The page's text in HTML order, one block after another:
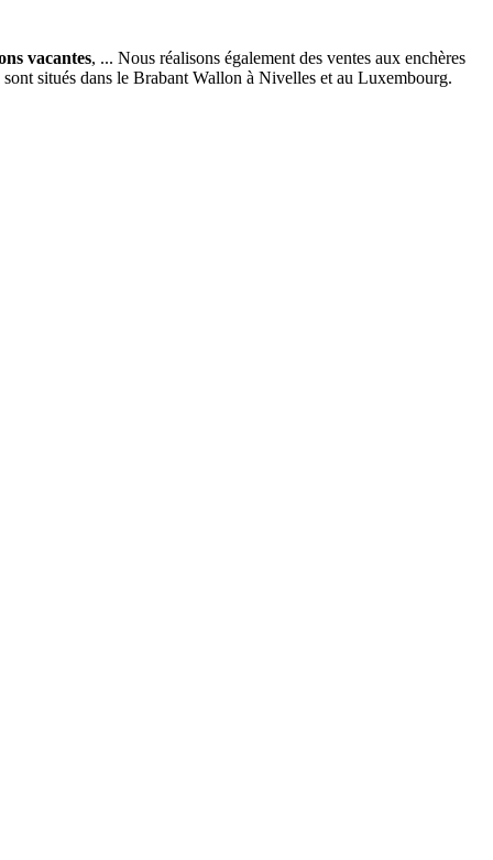
vacantes, ... Nous réalisons également des ventes aux enchères
sont situés dans le Brabant Wallon à Nivelles et au Luxembourg.